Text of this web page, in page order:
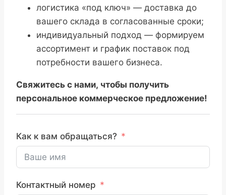
логистика «под ключ» — доставка до
вашего склада в согласованные сроки;
индивидуальный подход — формируем
ассортимент и график поставок под
потребности вашего бизнеса.
Свяжитесь с нами, чтобы получить
персональное коммерческое предложение!
Как к вам обращаться?
Контактный номер